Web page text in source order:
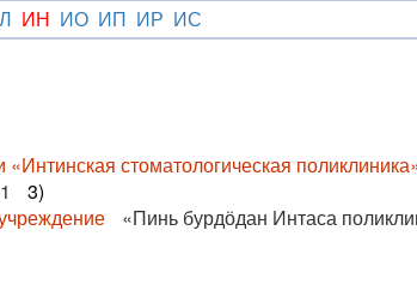
ИН ИО ИП ИР ИС
стоматологическая
3)
«Пинь бурдӧдан Интаса